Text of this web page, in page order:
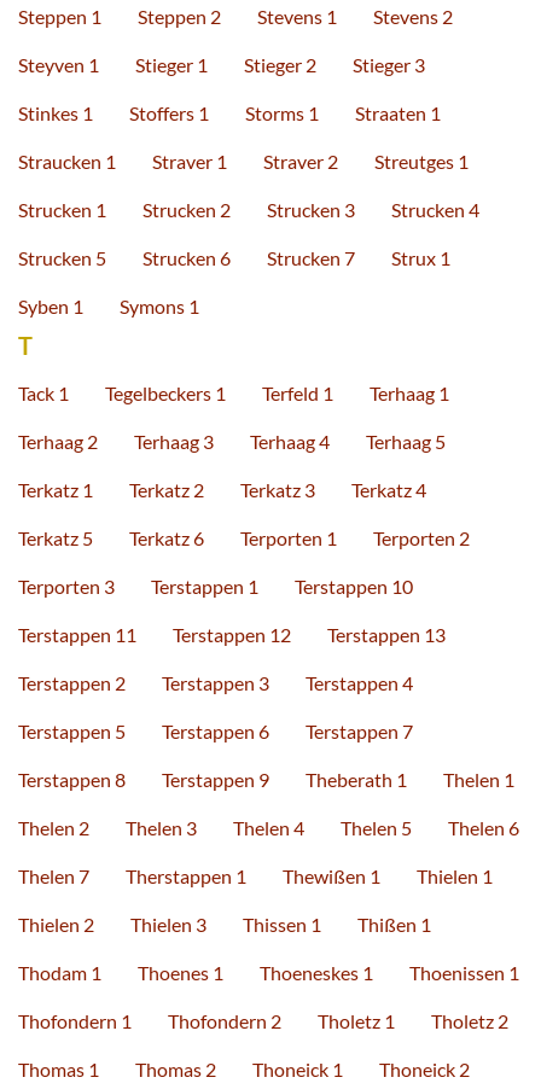
Steppen 1 Steppen 2 Stevens 1 Stevens 2
Steyven 1 Stieger 1 Stieger 2 Stieger 3
Stinkes 1 Stoffers 1 Storms 1 Straaten 1
Straucken 1 Straver 1 Straver 2 Streutges 1
Strucken 1 Strucken 2 Strucken 3 Strucken 4
Strucken 5 Strucken 6 Strucken 7 Strux 1
Syben 1 Symons 1
T
Tack 1 Tegelbeckers 1 Terfeld 1 Terhaag 1
Terhaag 2 Terhaag 3 Terhaag 4 Terhaag 5
Terkatz 1 Terkatz 2 Terkatz 3 Terkatz 4
Terkatz 5 Terkatz 6 Terporten 1 Terporten 2
Terporten 3 Terstappen 1 Terstappen 10
Terstappen 11 Terstappen 12 Terstappen 13
Terstappen 2 Terstappen 3 Terstappen 4
Terstappen 5 Terstappen 6 Terstappen 7
Terstappen 8 Terstappen 9 Theberath 1 Thelen 1
Thelen 2 Thelen 3 Thelen 4 Thelen 5 Thelen 6
Thelen 7 Therstappen 1 Thewißen 1 Thielen 1
Thielen 2 Thielen 3 Thissen 1 Thißen 1
Thodam 1 Thoenes 1 Thoeneskes 1 Thoenissen 1
Thofondern 1 Thofondern 2 Tholetz 1 Tholetz 2
Thomas 1 Thomas 2 Thoneick 1 Thoneick 2